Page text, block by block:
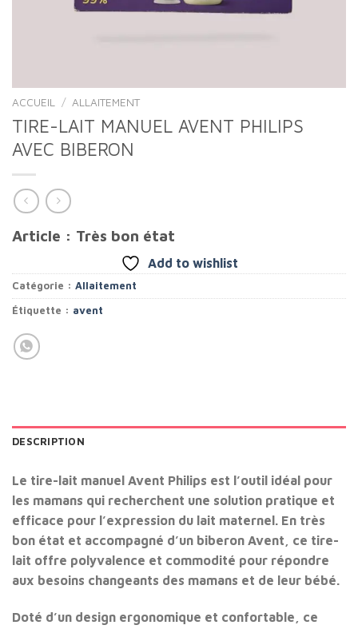
ACCUEIL / ALLAITEMENT
TIRE-LAIT MANUEL AVENT PHILIPS
AVEC BIBERON
Article : Très bon état
Add to wishlist
Catégorie : Allaitement
Étiquette : avent
DESCRIPTION
Le tire-lait manuel Avent Philips est l’outil idéal pour
les mamans qui recherchent une solution pratique et
efficace pour l’expression du lait maternel. En très
bon état et accompagné d’un biberon Avent, ce tire-
lait offre polyvalence et commodité pour répondre
aux besoins changeants des mamans et de leur bébé.
Doté d’un design ergonomique et confortable, ce